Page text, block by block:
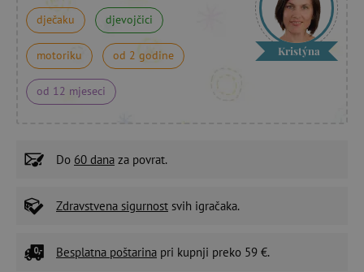
dječaku djevojčici
motoriku od 2 godine
od 12 mjeseci
Kristýna
Do 60 dana za povrat.
Zdravstvena sigurnost svih igračaka.
Besplatna poštarina pri kupnji preko 59 €.